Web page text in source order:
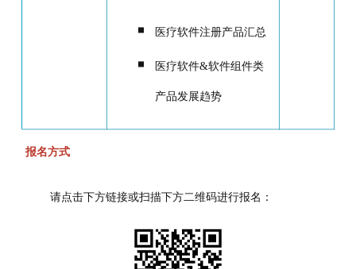
医疗软件注册产品汇总
医疗软件&软件组件类
产品发展趋势
报名方式
请点击下方链接或扫描下方二维码进行报名：